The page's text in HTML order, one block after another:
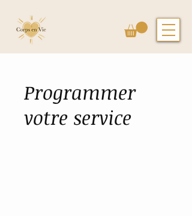
Programmer
votre service